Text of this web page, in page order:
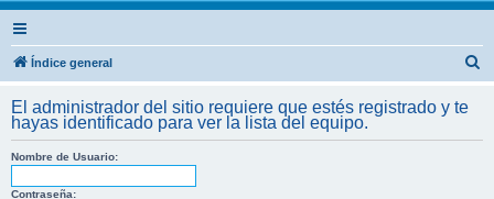
Índice general
c
El administrador del sitio requiere que estés registrado y te
hayas identificado para ver la lista del equipo.
Nombre de Usuario:
Contraseña: